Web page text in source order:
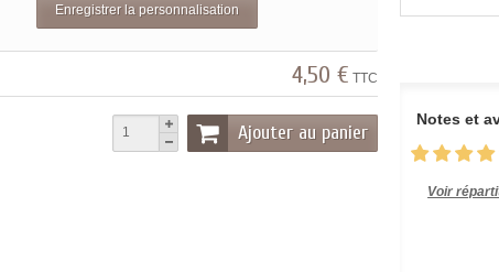
Notes et
Voir
Enregistrer la personnalisation
4,50 € TTC
Ajouter au panier